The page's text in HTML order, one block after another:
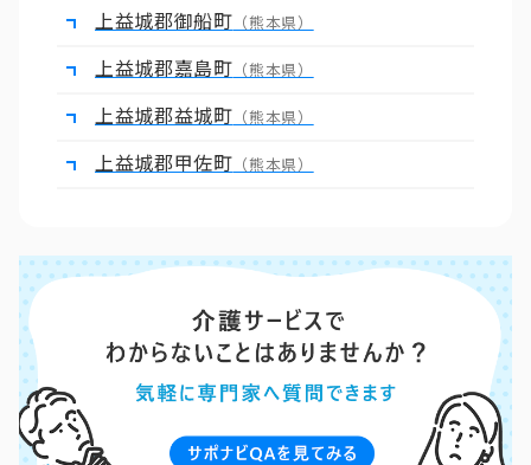
上益城郡御船町 （熊本県）
上益城郡嘉島町 （熊本県）
上益城郡益城町 （熊本県）
上益城郡甲佐町 （熊本県）